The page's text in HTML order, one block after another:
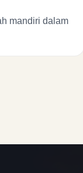
mandiri dalam